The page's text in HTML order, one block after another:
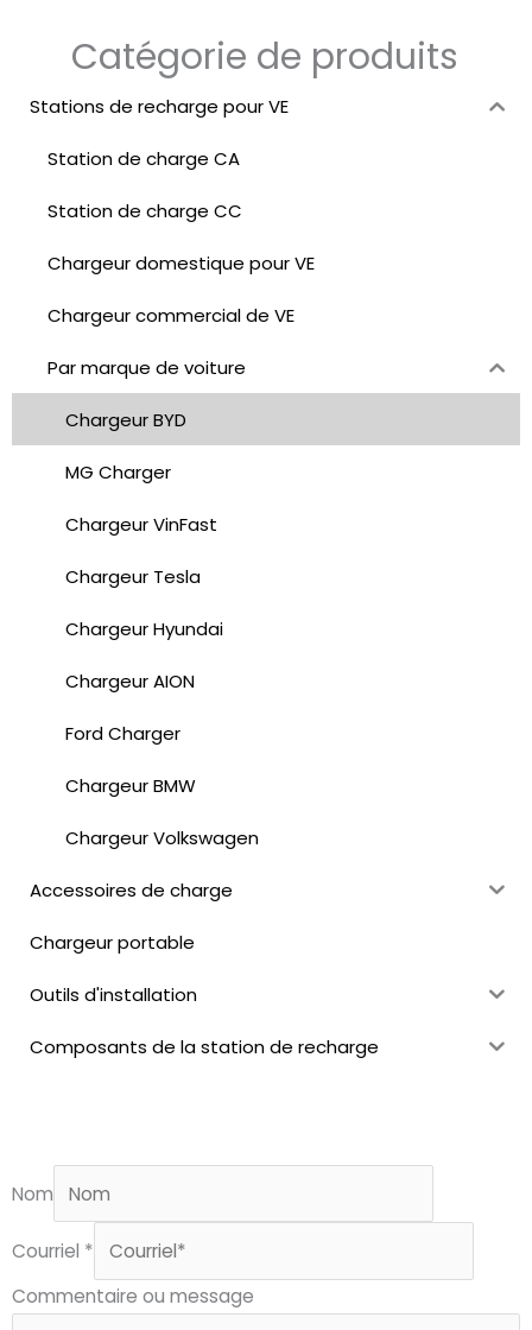
Catégorie de produits
Stations de recharge pour VE
Station de charge CA
Station de charge CC
Chargeur domestique pour VE
Chargeur commercial de VE
Par marque de voiture
Chargeur BYD
MG Charger
Chargeur VinFast
Chargeur Tesla
Chargeur Hyundai
Chargeur AION
Ford Charger
Chargeur BMW
Chargeur Volkswagen
Accessoires de charge
Chargeur portable
Outils d'installation
Composants de la station de recharge
Nom
Courriel *
Commentaire ou message